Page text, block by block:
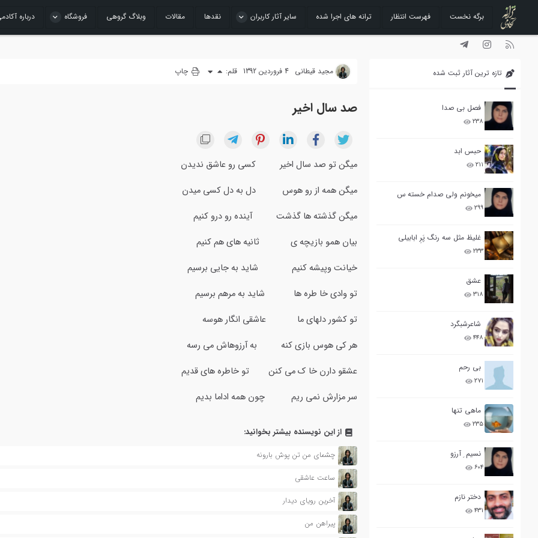
رفتن
به
محتوا
برگه نخست فهرست انتظار ترانه های اجرا شده سایر آثار کاربران نقدها مقالات وبلاگ گروهی فروشگاه درباره
تازه ترین آثار ثبت شده
فصل بی صدا
۲۳۸
حبس ابد
۲۱۱
میخونم ولی صدام خسته س
۲۹۹
غلیظ مثل سه رنگ پَرِ ابابیلی
۲۳۳
عشق
۳۱۸
شاعرشبگرد
۴۴۸
بی رحم
۲۷۱
ماهی تنها
۲۳۵
نسیم ِ آرزو
۶۰۴
دختر نازم
۴۳۱
مجید قیطانی 4 فروردین 1392 قلم: چاپ
صد سال اخیر
میگن تو صد سال اخیر کسی رو عاشق ندیدن
میگن همه از رو هوس دل به دل کسی میدن
میگن گذشته ها گذشت آینده رو درو کنیم
بیان همو بازیچه ی ثانیه های هم کنیم
خیانت وپیشه کنیم شاید به جایی برسیم
تو وادی خا طره ها شاید به مرهم برسیم
تو کشور دلهای ما عاشقی انگار هوسه
هر کی هوس بازی کنه به آرزوهاش می رسه
عشقو دارن خا ک می کنن تو خاطره های قدیم
سر مزارش نمی ریم چون همه اداما بدیم
از این نویسنده بیشتر بخوانید:
چشمای من تن پوش بارونه
ساعت عاشقی
آخرین رویای دیدار
پیراهن من